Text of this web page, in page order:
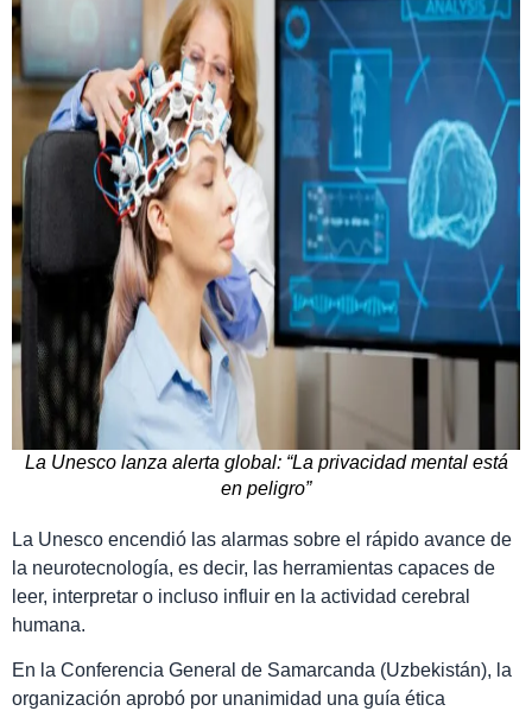
La Unesco lanza alerta global: “La privacidad mental está
en peligro”
La Unesco encendió las alarmas sobre el rápido avance de
la neurotecnología, es decir, las herramientas capaces de
leer, interpretar o incluso influir en la actividad cerebral
humana.
En la Conferencia General de Samarcanda (Uzbekistán), la
organización aprobó por unanimidad una guía ética